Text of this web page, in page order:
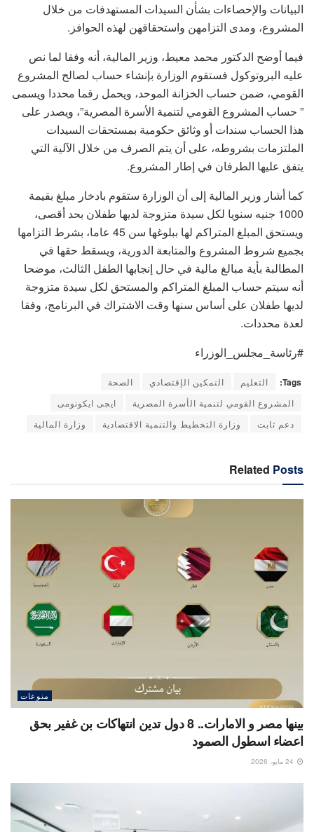
البيانات والإحصاءات بشأن السيدات المستهدفات من خلال
المشروع، ومدى التزامهن واستحقاقهن لهذه الحوافز.
فيما أوضح الدكتور محمد معيط، وزير المالية، أنه وفقا لما نص
عليه البروتوكول فستقوم الوزارة بإنشاء حساب لصالح المشروع
القومي، ضمن حساب الخزانة الموحد، ويحمل رقما محددا ويسمى
” حساب المشروع القومي لتنمية الأسرة المصرية”، ويصدر على
هذا الحساب سندات أو وثائق حكومية بمستحقات السيدات
الملتزمات بشروطه، على أن يتم الصرف من خلال الآلية التي
يتفق عليها الطرفان في إطار المشروع.
كما أشار وزير المالية إلى أن الوزارة ستقوم بادخار مبلغ بقيمة
1000 جنيه سنويا لكل سيدة متزوجة لديها طفلان بحد أقصى،
ويستحق المبلغ المتراكم لها ببلوغها سن 45 عاما، بشرط التزامها
بجميع شروط المشروع والمتابعة الدورية، ويسقط حقها في
المطالبة بأية مبالغ مالية في حال إنجابها الطفل الثالث، موضحا
أنه سيتم حساب المبلغ المتراكم والمستحق لكل سيدة متزوجة
لديها طفلان على أساس سنها وقت الاشتراك في البرنامج، وفقا
لعدة محددات.
#رئاسة_مجلس_الوزراء
Tags: التعليم التمكين الإقتصادي
الصحة
المشروع القومي لتنمية الأسرة المصرية
ايجى ايكونومى
دعم ثابت
وزارة التخطيط والتنمية الاقتصادية وزارة المالية
Related Posts
منوعات
بينها مصر و الامارات.. 8 دول تدين انتهاكات بن غفير بحق
اعضاء اسطول الصمود